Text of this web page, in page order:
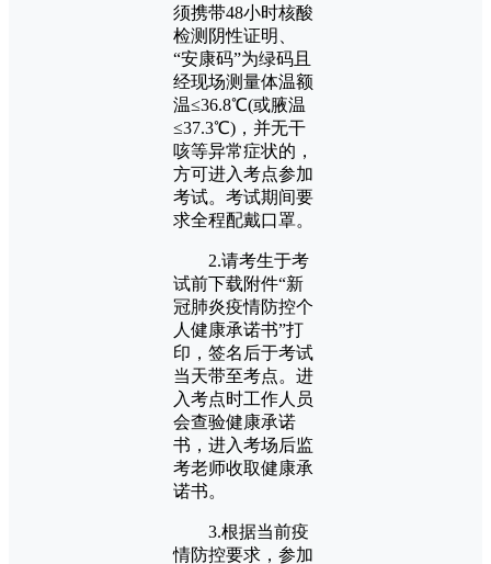
须携带48小时核酸
检测阴性证明、
“安康码”为绿码且
经现场测量体温额
温≤36.8℃(或腋温
≤37.3℃)，并无干
咳等异常症状的，
方可进入考点参加
考试。考试期间要
求全程配戴口罩。
2.请考生于考
试前下载附件“新
冠肺炎疫情防控个
人健康承诺书”打
印，签名后于考试
当天带至考点。进
入考点时工作人员
会查验健康承诺
书，进入考场后监
考老师收取健康承
诺书。
3.根据当前疫
情防控要求，参加